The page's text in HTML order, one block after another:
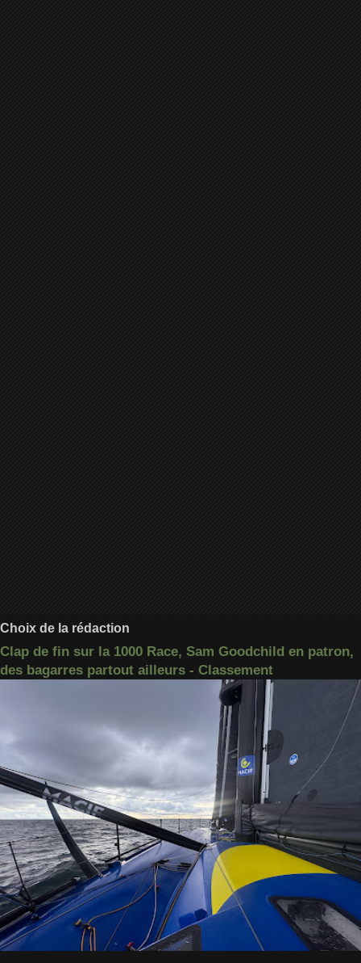
Choix de la rédaction
Clap de fin sur la 1000 Race, Sam Goodchild en patron,
des bagarres partout ailleurs - Classement